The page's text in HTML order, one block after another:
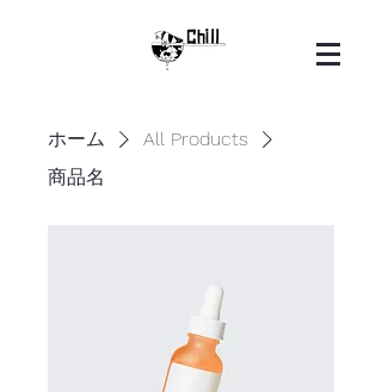
ホーム
All Products
商品名